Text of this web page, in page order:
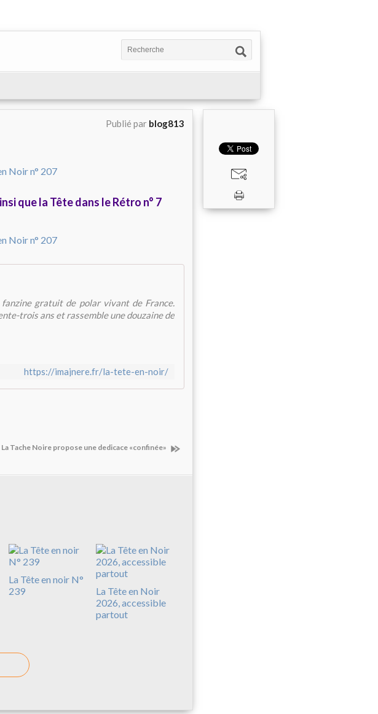
Publié par blog813
que la Tête dans le Rétro n° 7
gratuit de polar vivant de France.
trois ans et rassemble une douzaine de
https://imajnere.fr/la-tete-en-noir/
La Tache Noire propose une dedicace «confinée»
La Tête en noir N°
239
La Tête en Noir
2026, accessible
partout